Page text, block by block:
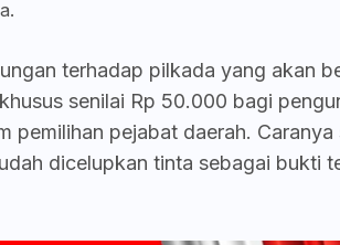
terhadap pilkada yang akan
senilai Rp 50.000 bagi
pemilihan pejabat daerah.
dicelupkan tinta sebagai bukti